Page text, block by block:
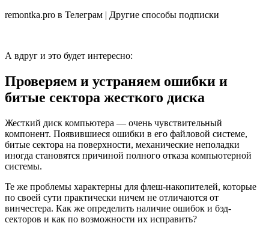
remontka.pro в Телеграм | Другие способы подписки
А вдруг и это будет интересно:
Проверяем и устраняем ошибки и
битые сектора жесткого диска
Жесткий диск компьютера — очень чувствительный
компонент. Появившиеся ошибки в его файловой системе,
битые сектора на поверхности, механические неполадки
иногда становятся причиной полного отказа компьютерной
системы.
Те же проблемы характерны для флеш-накопителей, которые
по своей сути практически ничем не отличаются от
винчестера. Как же определить наличие ошибок и бэд-
секторов и как по возможности их исправить?